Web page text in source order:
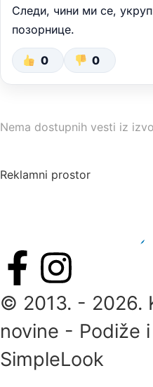
Следи, чини ми се,
позорнице.
0 0
Nema dostupnih vesti iz
Reklamni prostor
© 2013. - 2026.
novine - Podiže
SimpleLook